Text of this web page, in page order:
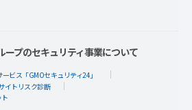
ープのセキュリティ事業について
ビス「GMOセキュリティ24」
イトリスク診断